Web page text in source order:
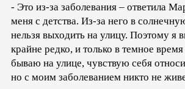
- Это из-за заболевания – ответила
меня с детства. Из-за него в
нельзя выходить на улицу. Поэтому я
крайне редко, и только в темное
бываю на улице, чувствую себя
но с моим заболеванием никто не